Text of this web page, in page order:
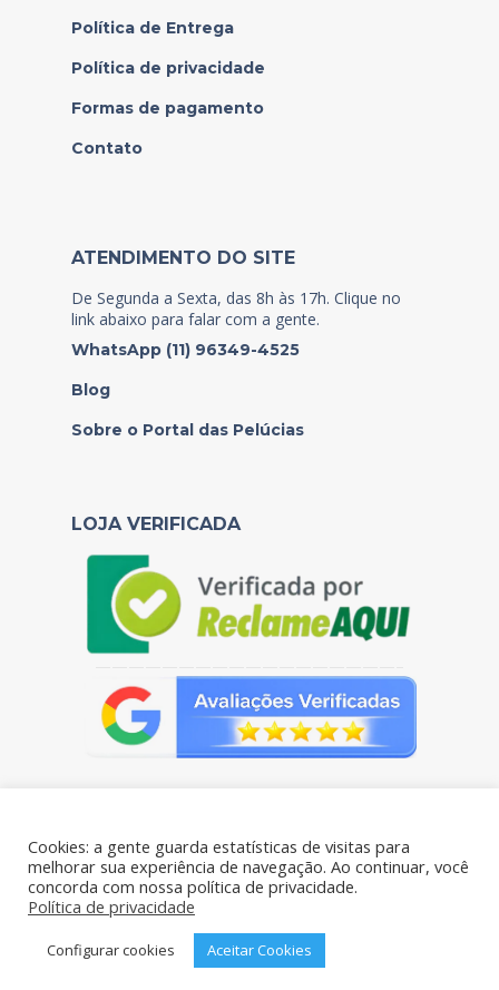
Política de Entrega
Política de privacidade
Formas de pagamento
Contato
ATENDIMENTO DO SITE
De Segunda a Sexta, das 8h às 17h. Clique no
link abaixo para falar com a gente.
WhatsApp (11) 96349-4525
Blog
Sobre o Portal das Pelúcias
LOJA VERIFICADA
Portal das Pelúcias - CNPJ: 38.106.769/0001-61 - Todos os
direitos reservados - Rua Benjamim de Oliveira 198- Brás, São
Paulo – SP, 03006-020
Cookies: a gente guarda estatísticas de visitas para
melhorar sua experiência de navegação. Ao continuar, você
concorda com nossa política de privacidade.
Política de privacidade
Configurar cookies Aceitar Cookies